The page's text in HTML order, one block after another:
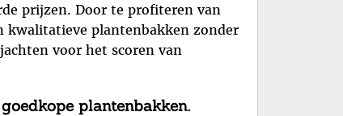
prijzen. Door te profiteren van
kwalitatieve plantenbakken zonder
voor het scoren van
plantenbakken.